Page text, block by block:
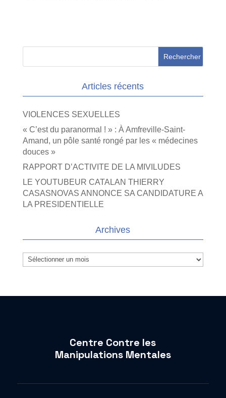
Articles récents
VIOLENCES SEXUELLES
« C’est du paranormal ! » : À Amfreville-Saint-
Amand, un pôle santé rongé par les « médecines
douces »
RAPPORT D’ACTIVITE DE LA MIVILUDES
LE YOUTUBEUR CATALAN THIERRY
CASASNOVAS ANNONCE SA CANDIDATURE A
LA PRESIDENTIELLE
Archives
Archives
Centre Contre les
Manipulations Mentales